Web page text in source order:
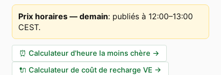
Prix horaires — demain: publiés à 12:00–13:00
CEST.
⏰ Calculateur d'heure la moins chère →
🔌 Calculateur de coût de recharge VE →